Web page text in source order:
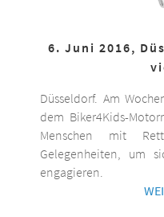
6. Juni 2016,
Düsseldorf. Am
dem Biker4Kids-
Menschen mit
Gelegenheiten, um
engagieren.